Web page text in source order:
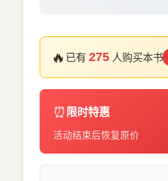
🔥 已有275 人购买本书
⏰ 限时特惠
活动结束后恢复原价